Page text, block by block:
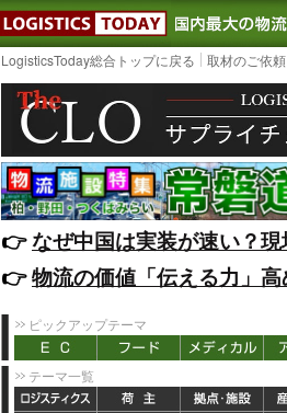
LOGISTICS
LogisticsToday総合トップに戻る 取材のご依
👉️なぜ中国は実装が速い？
👉️物流の価値「伝える力」
ピックアップテーマ
テーマ一覧